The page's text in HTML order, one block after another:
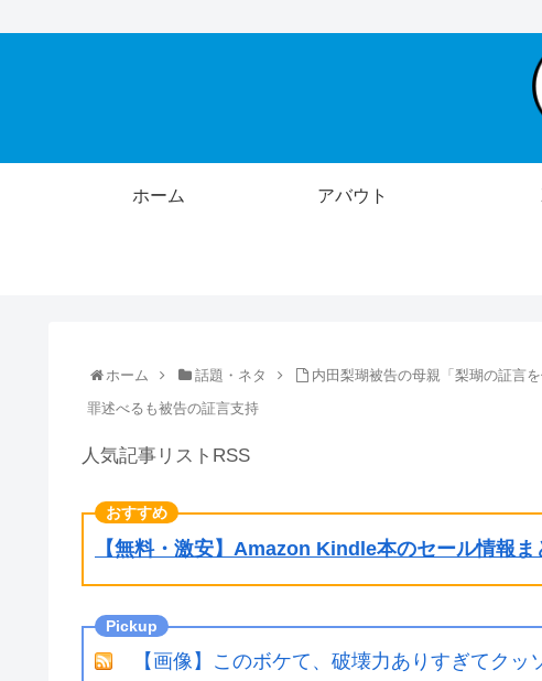
ホーム アバウト
ホーム 話題・ネタ
内田梨瑚被告の母親「梨瑚の証言
罪述べるも被告の証言支持
人気記事リストRSS
【無料・激安】Amazon Kindle本のセール情報ま
【画像】このボケて、破壊力ありすぎてクッ